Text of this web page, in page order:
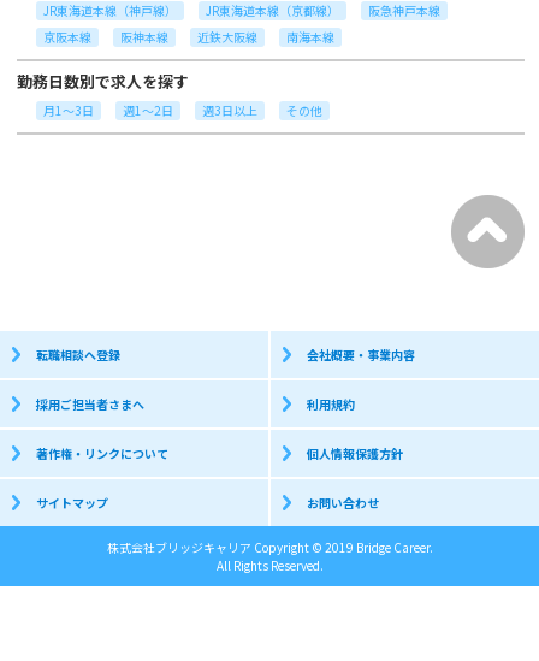
JR東海道本線（神戸線）
JR東海道本線（京都線）
阪急神戸本線
京阪本線
阪神本線 近鉄大阪線 南海本線
勤務日数別で求人を探す
月1～3日 週1～2日 週3日以上 その他
転職相談へ登録 会社概要・事業内容
採用ご担当者さまへ 利用規約
著作権・リンクについて 個人情報保護方針
サイトマップ お問い合わせ
株式会社ブリッジキャリア Copyright © 2019 Bridge Career.
All Rights Reserved.